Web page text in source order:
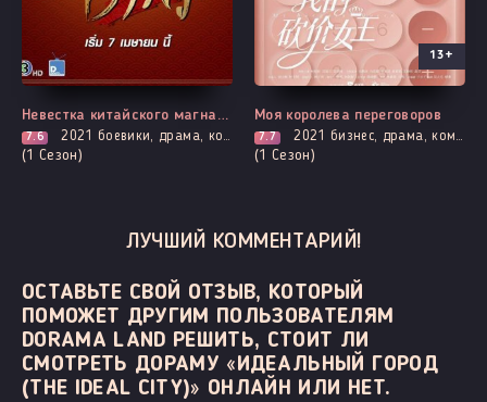
Все серии
Невестка китайского магната
7.6 2021 боевики, драма, комедия, адаптация новел, романтика
(1 Сезон)
Все серии
13+
Моя королева переговоров
7.7 2021 бизнес, драма, комедия, мелодрама, романтика
(1 Сезон)
ЛУЧШИЙ КОММЕНТАРИЙ!
ОСТАВЬТЕ СВОЙ ОТЗЫВ, КОТОРЫЙ
ПОМОЖЕТ ДРУГИМ ПОЛЬЗОВАТЕЛЯМ
DORAMA LAND РЕШИТЬ, СТОИТ ЛИ
СМОТРЕТЬ ДОРАМУ «ИДЕАЛЬНЫЙ ГОРОД
(THE IDEAL CITY)» ОНЛАЙН ИЛИ НЕТ.